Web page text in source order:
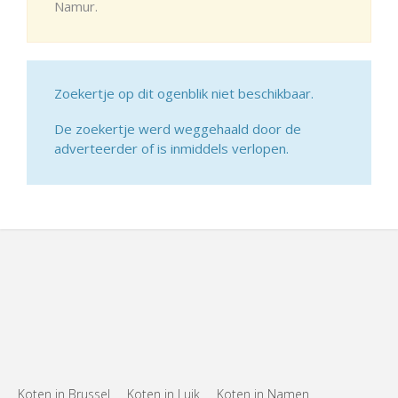
Namur.
Zoekertje op dit ogenblik niet beschikbaar.
De zoekertje werd weggehaald door de
adverteerder of is inmiddels verlopen.
Koten in Brussel Koten in Luik Koten in Namen